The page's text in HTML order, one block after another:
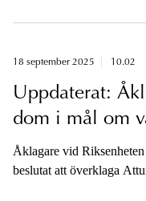
att lagföra relationsbrott
18 september 2025 10.02
Uppdaterat:
dom i mål om
hemlig uppgift
Åklagare vid
beslutat att överklaga